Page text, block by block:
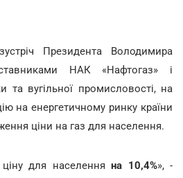
Президента Володимира
НАК «Нафтогаз» і
та вугільної промисловості, на
на енергетичному ринку країни
ціни на газ для населення.
для населенняна 10,4%», -